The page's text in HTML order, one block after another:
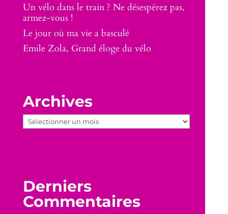
Un vélo dans le train ? Ne désespérez pas,
armez-vous !
Le jour où ma vie a basculé
Emile Zola, Grand éloge du vélo
Archives
Archives
Derniers
Commentaires